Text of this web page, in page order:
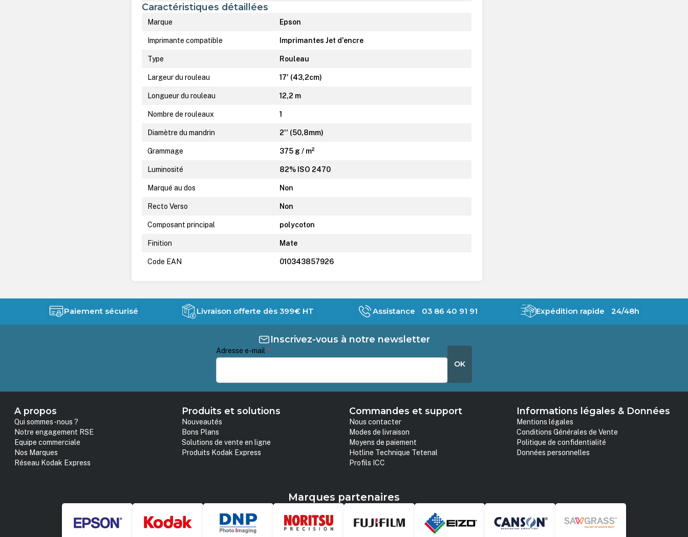
Caractéristiques détaillées
Marque Epson
Imprimante compatible Imprimantes Jet d'encre
Type Rouleau
Largeur du rouleau 17' (43,2cm)
Longueur du rouleau 12,2 m
Nombre de rouleaux 1
Diamètre du mandrin 2'' (50,8mm)
Grammage 375 g / m²
Luminosité 82% ISO 2470
Marqué au dos Non
Recto Verso Non
Composant principal polycoton
Finition Mate
Code EAN 010343857926
Paiement sécurisé Livraison offerte dès 399€ HT Assistance 03 86 40 91 91 Expédition rapide 24/48h
Inscrivez-vous à notre newsletter
Adresse e-mail *
OK
A propos
Qui sommes-nous ?
Notre engagement RSE
Equipe commerciale
Nos Marques
Réseau Kodak Express
Produits et solutions
Nouveautés
Bons Plans
Solutions de vente en ligne
Produits Kodak Express
Commandes et support
Nous contacter
Modes de livraison
Moyens de paiement
Hotline Technique Tetenal
Profils ICC
Informations légales & Données
Mentions légales
Conditions Générales de Vente
Politique de confidentialité
Données personnelles
Marques partenaires